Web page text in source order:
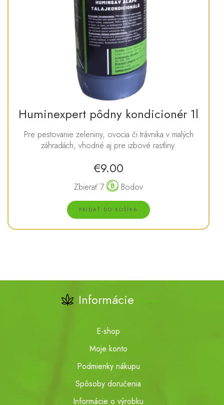
Huminexpert pôdny kondicionér 1l
Pre pestovanie zeleniny, ovocia či trávnika v malých
záhradách, vhodné aj pre izbové rastliny.
€9.00
Zbierať 7 Bodov
PRIDAŤ DO KOŠÍKA
Informácie
E-shop
Moje konto
Podmienky nákupu
Spôsoby doručenia
Informácie o výrobku